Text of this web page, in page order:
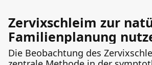
Zervixschleim zur
Familienplanung
Die Beobachtung des